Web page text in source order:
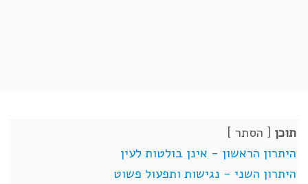
תוכן [ הסתר ]
היתרון הראשון - אינן בולטות לעין
היתרון השני - נגישות ותפעול פשוט